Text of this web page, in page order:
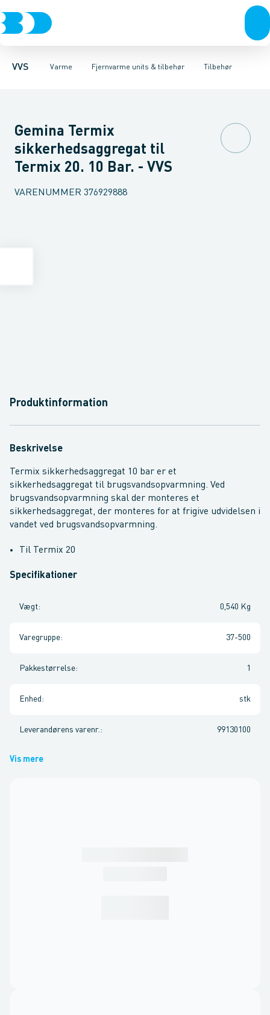
VVS Varme
Rør & fittingsPressfittings & rør Kuglehaner & ventiler
Fjernvarme units & tilbehør
RadiatorerRadiatorfittings & tilbehørGulvvarme & tilbehør
Tilbehør
Fjernvarme units BundmodulerTilbehørCirkulationssæt
Gemina Termix
sikkerhedsaggregat til
Termix 20. 10 Bar. - VVS
VARENUMMER 376929888
Produktinformation
Beskrivelse
Termix sikkerhedsaggregat 10 bar er et
sikkerhedsaggregat til brugsvandsopvarmning. Ved
brugsvandsopvarmning skal der monteres et
sikkerhedsaggregat, der monteres for at frigive udvidelsen i
vandet ved brugsvandsopvarmning.
Til Termix 20
Specifikationer
Vægt: 0,540 Kg
Varegruppe: 37-500
Pakkestørrelse: 1
Enhed : stk
Leverandørens varenr. : 99130100
Vis mere